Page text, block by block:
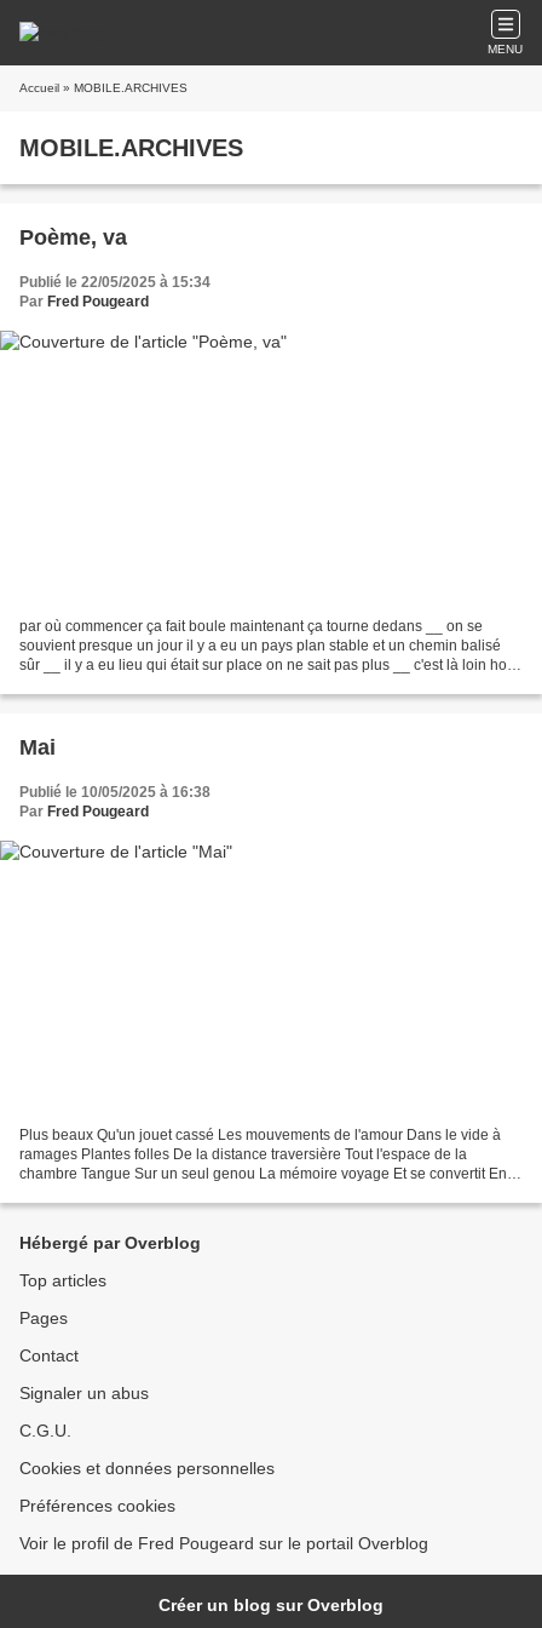
MENU
Accueil » MOBILE.ARCHIVES
MOBILE.ARCHIVES
Poème, va
Publié le 22/05/2025 à 15:34
Par Fred Pougeard
par où commencer ça fait boule maintenant ça tourne dedans __ on se
souvient presque un jour il y a eu un pays plan stable et un chemin balisé
sûr __ il y a eu lieu qui était sur place on ne sait pas plus __ c'est là loin hors
Mai
Publié le 10/05/2025 à 16:38
Par Fred Pougeard
Plus beaux Qu'un jouet cassé Les mouvements de l'amour Dans le vide à
ramages Plantes folles De la distance traversière Tout l'espace de la
chambre Tangue Sur un seul genou La mémoire voyage Et se convertit En
Hébergé par Overblog
Top articles
Pages
Contact
Signaler un abus
C.G.U.
Cookies et données personnelles
Préférences cookies
Voir le profil de Fred Pougeard sur le portail Overblog
Créer un blog sur Overblog